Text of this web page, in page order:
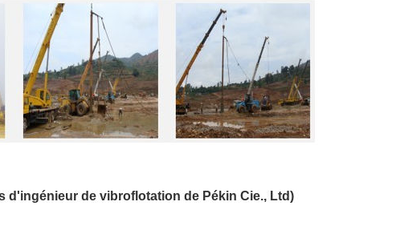
d'ingénieur de vibroflotation de Pékin Cie., Ltd)